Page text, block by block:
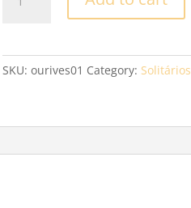
SKU: ourives01 Category: Solitários